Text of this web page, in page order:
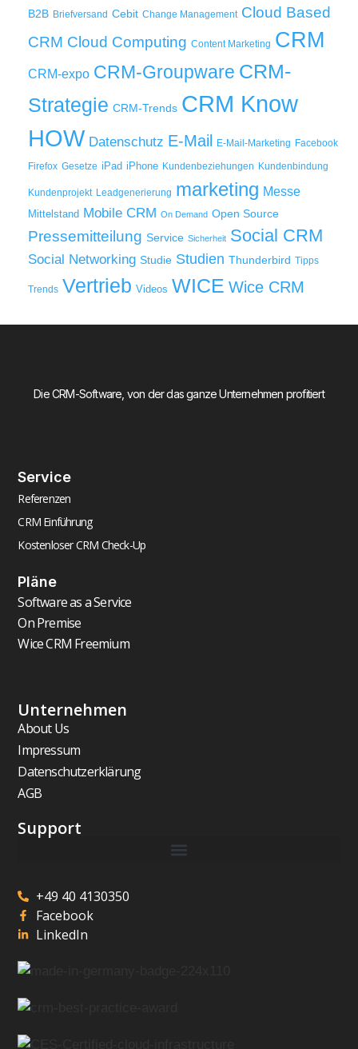
B2B Briefversand Cebit Change Management Cloud Based
CRM Cloud Computing Content Marketing CRM
CRM-expo CRM-Groupware CRM-
Strategie CRM-Trends CRM Know
HOW Datenschutz E-Mail E-Mail-Marketing Facebook
Firefox Gesetze iPad iPhone Kundenbeziehungen Kundenbindung
Kundenprojekt Leadgenerierung marketing Messe
Mittelstand Mobile CRM On Demand Open Source
Pressemitteilung Service Sicherheit Social CRM
Social Networking Studie Studien Thunderbird Tipps
Trends Vertrieb Videos WICE Wice CRM
Die CRM-Software, von der das ganze Unternehmen profitiert
Service
Referenzen
CRM Einführung
Kostenloser CRM Check-Up
Pläne
Software as a Service
On Premise
Wice CRM Freemium
Unternehmen
About Us
Impressum
Datenschutzerklärung
AGB
Support
+49 40 4130350
Facebook
LinkedIn